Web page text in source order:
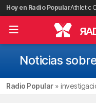
Saltar
al
contenido
Hoy en Radio PopularAthletic
R
Noticias
Radio Popular»